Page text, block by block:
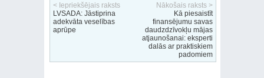
< Iepriekšējais raksts
LVSADA: Jāstiprina
adekvāta veselības
aprūpe
Nākošais raksts >
Kā piesaistīt
finansējumu savas
daudzdzīvokļu mājas
atjaunošanai: eksperti
dalās ar praktiskiem
padomiem